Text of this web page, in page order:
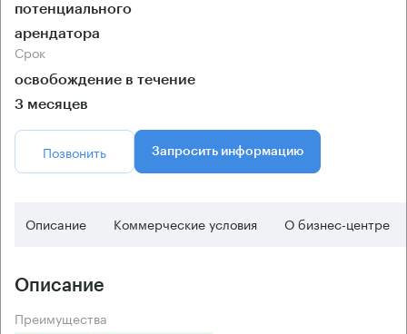
потенциального
арендатора
Срок
освобождение в течение
3 месяцев
Позвонить Запросить информацию
Описание Коммерческие условия О бизнес-центре
Описание
Преимущества